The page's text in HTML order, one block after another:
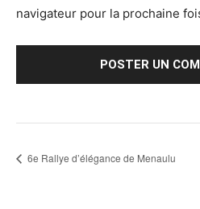
navigateur pour la prochaine
6e Rallye d’élégance de Menaulu